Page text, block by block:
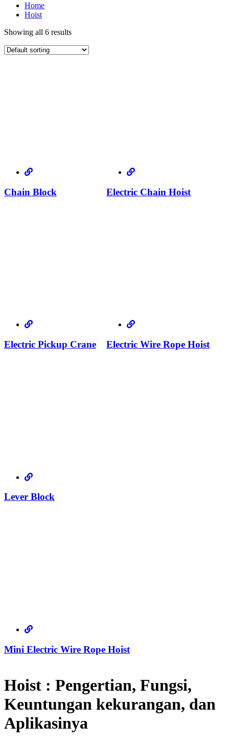
Home
Hoist
Showing all 6 results
Chain Block Electric Chain Hoist
Electric Pickup Crane Electric Wire Rope Hoist
Lever Block
Mini Electric Wire Rope Hoist
Hoist : Pengertian, Fungsi,
Keuntungan kekurangan, dan
Aplikasinya